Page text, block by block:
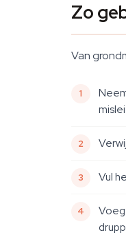
Zo
Van
Vul